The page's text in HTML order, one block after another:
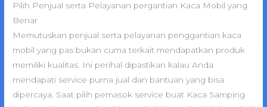
Pilih Penjual serta Pelayanan pergantian Kaca Mobil yang
Benar
Memutuskan penjual serta pelayanan penggantian kaca
mobil yang pas bukan cuma terkait mendapatkan produk
memiliki kualitas. Ini perihal dipastikan kalau Anda
mendapati service purna jual dan bantuan yang bisa
dipercaya. Saat pilih pemasok service buat Kaca Samping